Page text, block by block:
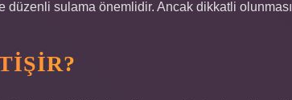
düzenli sulama önemlidir. Ancak dikkatli olunması